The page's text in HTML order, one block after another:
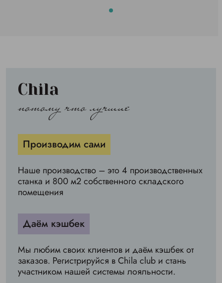
Chila
потому что лучшие
Производим сами
Наше производство – это 4 производственных
станка и 800 м2 собственного складского
помещения
Даём кэшбек
Мы любим своих клиентов и даём кэшбек от
заказов. Регистрируйся в Chila club и стань
участником нашей системы лояльности.